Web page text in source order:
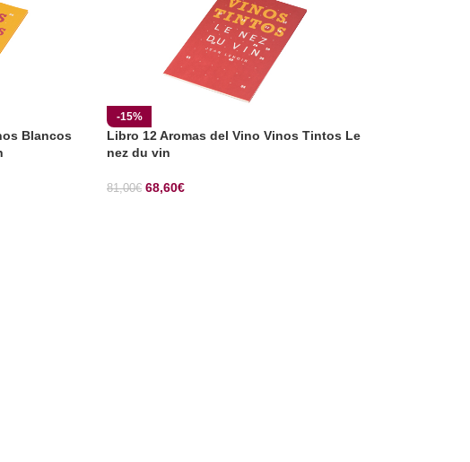
Blancos
-15%
Libro 12 Aromas del Vino Vinos Tintos Le
nez du vin
81,00€ 68,60€